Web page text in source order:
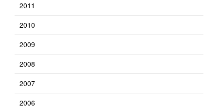
2011
2010
2009
2008
2007
2006